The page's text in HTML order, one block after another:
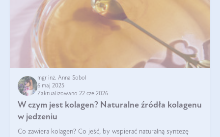
mgr inż. Anna Sobol
6 maj 2025
Zaktualizowano 22 cze 2026
W czym jest kolagen? Naturalne źródła kolagenu
w jedzeniu
Co zawiera kolagen? Co jeść, by wspierać naturalną syntezę